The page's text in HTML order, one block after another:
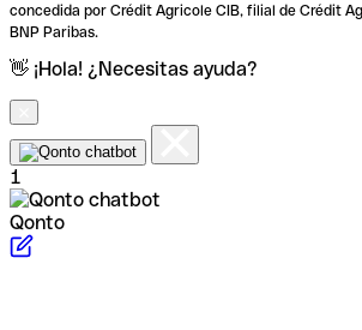
concedida por Crédit Agricole CIB, filial de Crédit
BNP Paribas.
👋 ¡Hola! ¿Necesitas ayuda?
1
Qonto